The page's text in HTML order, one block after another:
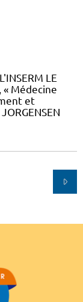
LE
« Médecine
et